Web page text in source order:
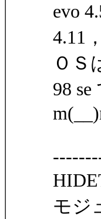
evo
4.11
ＯＳ
98
モジ